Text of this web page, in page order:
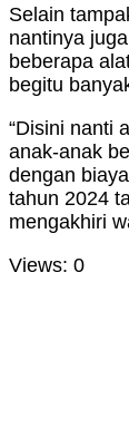
Selain
nantinya
beberapa
begitu
“Disini nanti
anak-anak
dengan
tahun 2024
mengakhiri
Views: 0